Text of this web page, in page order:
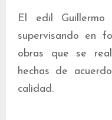
El edil
supervisando en
obras que se
hechas de
calidad.